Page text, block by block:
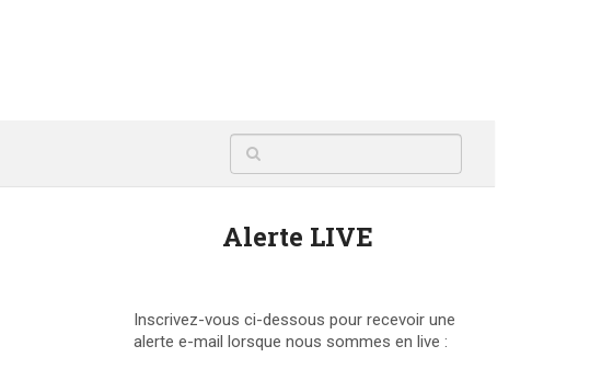
Alerte LIVE
Inscrivez-vous ci-dessous pour recevoir une
alerte e-mail lorsque nous sommes en live :